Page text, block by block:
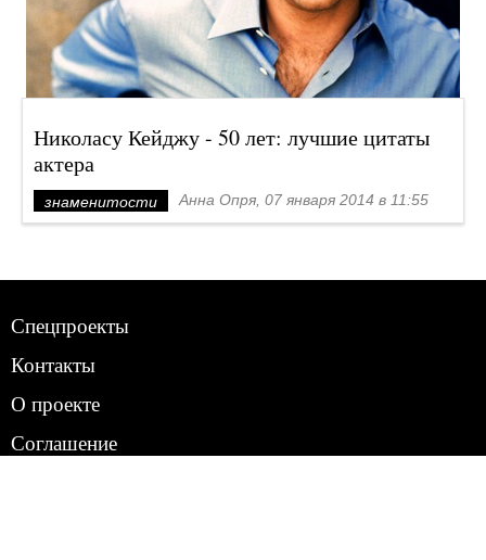
Николасу Кейджу - 50 лет: лучшие цитаты
актера
знаменитости Анна Опря, 07 января 2014 в 11:55
Спецпроекты
Контакты
О проекте
Соглашение